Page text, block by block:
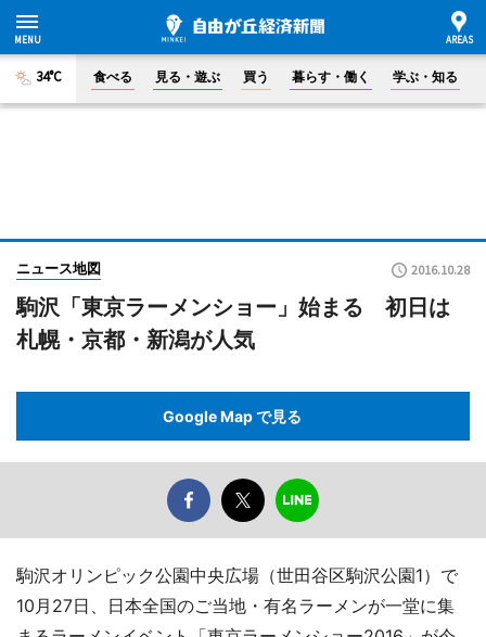
34°C 食べる 見る・遊ぶ 買う 暮らす・働く 学ぶ・知る
ニュース地図 2016.10.28
駒沢「東京ラーメンショー」始まる 初日は
札幌・京都・新潟が人気
Google Map で見る
駒沢オリンピック公園中央広場（世田谷区駒沢公園1）で
10月27日、日本全国のご当地・有名ラーメンが一堂に集